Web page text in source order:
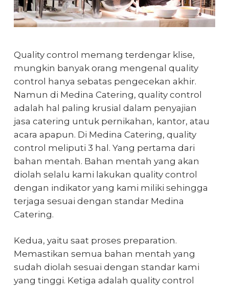
Quality control memang terdengar klise,
mungkin banyak orang mengenal quality
control hanya sebatas pengecekan akhir.
Namun di Medina Catering, quality control
adalah hal paling krusial dalam penyajian
jasa catering untuk pernikahan, kantor, atau
acara apapun. Di Medina Catering, quality
control meliputi 3 hal. Yang pertama dari
bahan mentah. Bahan mentah yang akan
diolah selalu kami lakukan quality control
dengan indikator yang kami miliki sehingga
terjaga sesuai dengan standar Medina
Catering.
Kedua, yaitu saat proses preparation.
Memastikan semua bahan mentah yang
sudah diolah sesuai dengan standar kami
yang tinggi. Ketiga adalah quality control